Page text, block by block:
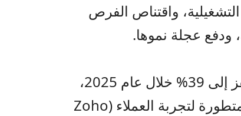
واقتناص الفرص
ودفع عجلة نموها.
في الأردن نمواً قفز إلى 39% خلال عام 2025،
لتجربة العملاء (Zoho